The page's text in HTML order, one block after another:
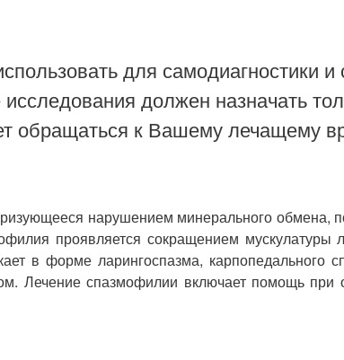
для самодиагностики
должен назначать
обращаться к Вашему лечащему
нарушением минерального
проявляется сокращением мускулатуры
в форме ларингоспазма, карпопедального
Лечение спазмофилии включает помощь при